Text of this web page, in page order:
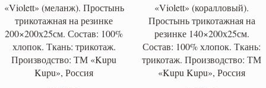
«Violett» (меланж). Простынь
трикотажная на резинке
200×200х25см. Состав: 100%
хлопок. Ткань: трикотаж.
Производство: ТМ «Kupu
Kupu», Россия
«Violett» (коралловый).
Простынь трикотажная на
резинке 140×200х25см.
Состав: 100% хлопок. Ткань:
трикотаж. Производство: ТМ
«Kupu Kupu», Россия